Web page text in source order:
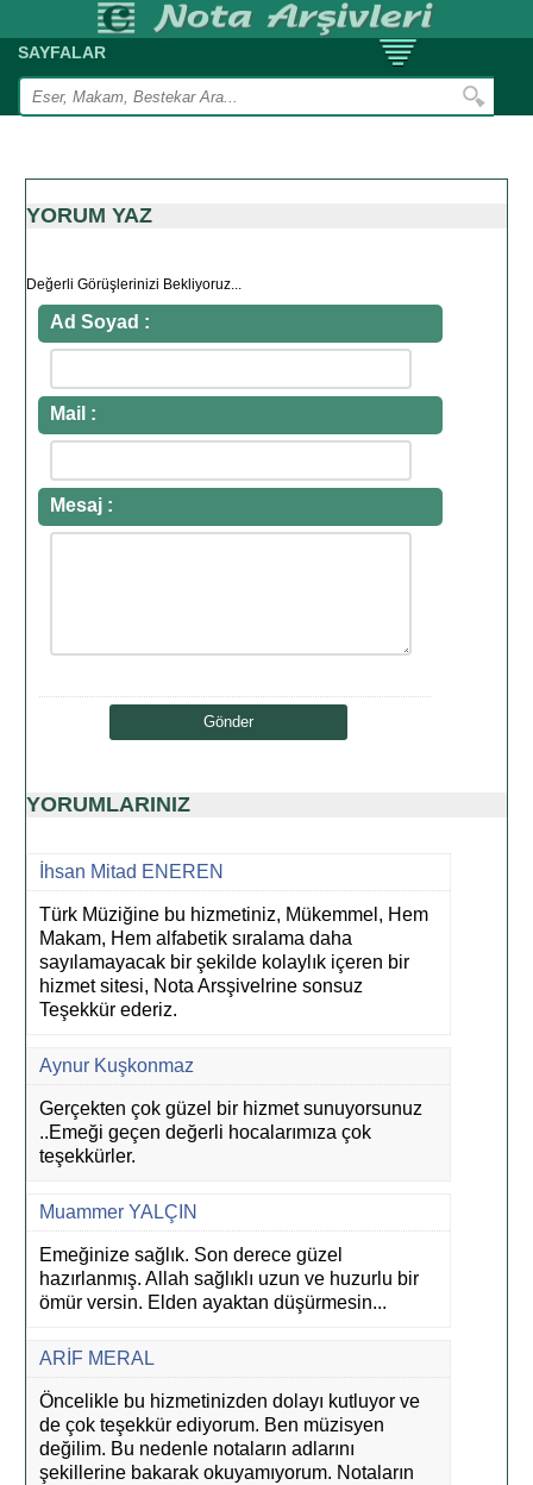
SAYFALAR
YORUM YAZ
Değerli Görüşlerinizi Bekliyoruz...
Ad Soyad :
Mail :
Mesaj :
YORUMLARINIZ
İhsan Mitad ENEREN
Türk Müziğine bu hizmetiniz, Mükemmel, Hem
Makam, Hem alfabetik sıralama daha
sayılamayacak bir şekilde kolaylık içeren bir
hizmet sitesi, Nota Arsşivelrine sonsuz
Teşekkür ederiz.
Aynur Kuşkonmaz
Gerçekten çok güzel bir hizmet sunuyorsunuz
..Emeği geçen değerli hocalarımıza çok
teşekkürler.
Muammer YALÇIN
Emeğinize sağlık. Son derece güzel
hazırlanmış. Allah sağlıklı uzun ve huzurlu bir
ömür versin. Elden ayaktan düşürmesin...
ARİF MERAL
Öncelikle bu hizmetinizden dolayı kutluyor ve
de çok teşekkür ediyorum. Ben müzisyen
değilim. Bu nedenle notaların adlarını
şekillerine bakarak okuyamıyorum. Notaların